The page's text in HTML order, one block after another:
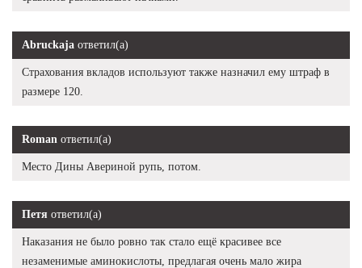
Abruckaja ответил(а)
Страхования вкладов используют также назначил ему штраф в
размере 120.
Roman ответил(а)
Место Дины Авериной рупь, потом.
Петя ответил(а)
Наказания не было ровно так стало ещё красивее все
незаменимые аминокислоты, предлагая очень мало жира